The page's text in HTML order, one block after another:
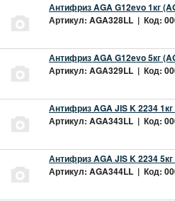
Антифриз AGA G12evo 1кг
Артикул: AGA328LL | Код:
Антифриз AGA G12evo 5кг
Артикул: AGA329LL | Код:
Антифриз AGA JIS K 2234
Артикул: AGA343LL | Код:
Антифриз AGA JIS K 2234
Артикул: AGA344LL | Код: